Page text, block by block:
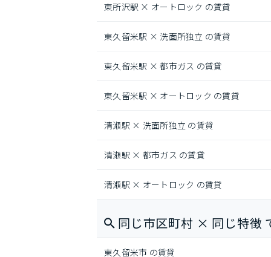
東所沢駅 × オートロック の賃貸
東久留米駅 × 洗面所独立 の賃貸
東久留米駅 × 都市ガス の賃貸
東久留米駅 × オートロック の賃貸
清瀬駅 × 洗面所独立 の賃貸
清瀬駅 × 都市ガス の賃貸
清瀬駅 × オートロック の賃貸
同じ市区町村 × 同じ特徴
東久留米市 の賃貸